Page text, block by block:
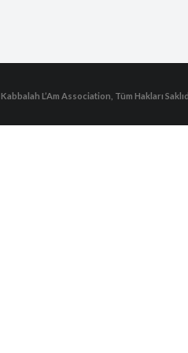
L’Am Association, Tüm Hakları